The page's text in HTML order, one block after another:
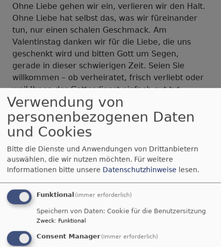
Ohne Liebe gehen wir ein, verlieren wir den Halt.
Ohne Liebe hat selbst das, was wir füreinander
tun, nur einen schalen Geschmack. Am
Valentinstag danken wir für die Liebe, die uns
geschenkt wird und bitten Gott um Segen,
gerade in dieser schwierigen Zeit. Seien Sie
willkommen – ob verheiratet, frisch verliebt oder
weil Ihnen der Gottesdienst einfach gut tut.
Dekanin Kerstin Baderschneider &
Gemeindereferentin Erika Gerspitzer
Du machst fröhlich, was da lebet im Osten
wie im Westen.
Psalm 65,9
Der Kerkermeister freute sich mit seinem
Verwendung von
personenbezogenen Daten
und Cookies
Bitte die Dienste und Anwendungen von Drittanbietern
auswählen, die wir nutzen möchten. Für weitere
Informationen bitte unsere Datenschutzhinweise lesen.
Funktional (immer erforderlich)
Speichern von Daten: Cookie für die Benutzersitzung
Zweck: Funktional
Consent Manager (immer erforderlich)